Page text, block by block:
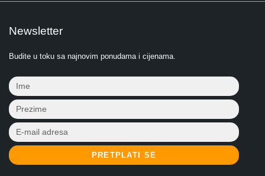
Newsletter
Budite u toku sa najnovim ponudama i cijenama.
PRETPLATI SE